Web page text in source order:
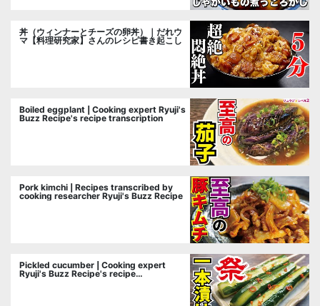
丼（ウィンナーとチーズの卵丼）｜だれウ
マ【料理研究家】さんのレシピ書き起こし
Boiled eggplant | Cooking expert Ryuji's
Buzz Recipe's recipe transcription
Pork kimchi | Recipes transcribed by
cooking researcher Ryuji's Buzz Recipe
Pickled cucumber | Cooking expert
Ryuji's Buzz Recipe's recipe